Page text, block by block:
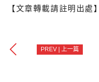
【文章轉載請註明出處】
PREV | 上一篇